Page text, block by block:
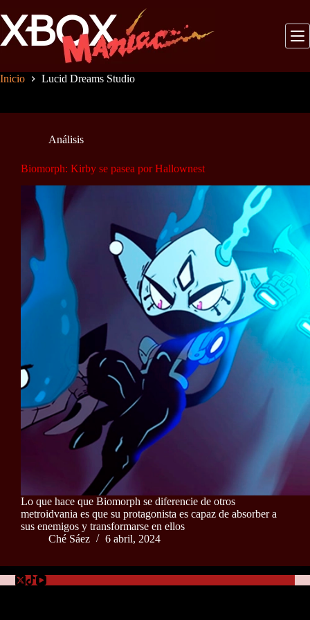
al
contenido
Inicio Lucid Dreams Studio
Análisis
Biomorph: Kirby se pasea por Hallownest
Lo que hace que Biomorph se diferencie de otros
metroidvania es que su protagonista es capaz de absorber a
sus enemigos y transformarse en ellos
Ché Sáez
6 abril, 2024